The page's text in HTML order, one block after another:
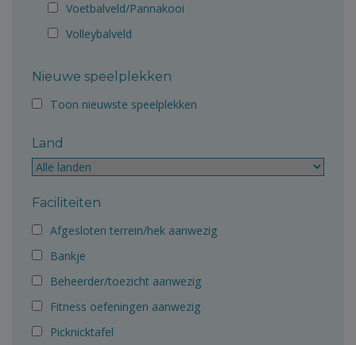
Voetbalveld/Pannakooi
Volleybalveld
Nieuwe speelplekken
Toon nieuwste speelplekken
Land
Faciliteiten
Afgesloten terrein/hek aanwezig
Bankje
Beheerder/toezicht aanwezig
Fitness oefeningen aanwezig
Picknicktafel